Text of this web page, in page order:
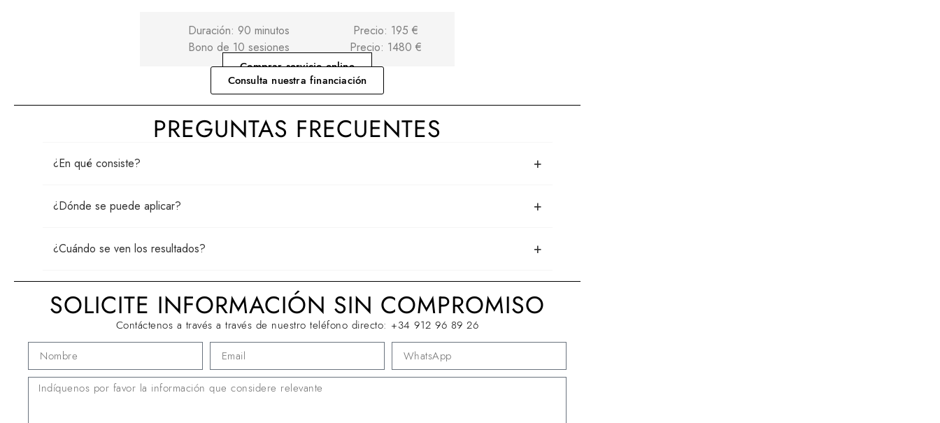
Duración: 90 minutos
Precio: 195 €
Bono de 10 sesiones
Precio: 1480 €
Comprar servicio online
Consulta nuestra financiación
PREGUNTAS FRECUENTES
¿En qué consiste? +
¿Dónde se puede aplicar? +
¿Cuándo se ven los resultados? +
SOLICITE INFORMACIÓN SIN COMPROMISO
Contáctenos a través a través de nuestro teléfono directo: +34 912 96 89 26